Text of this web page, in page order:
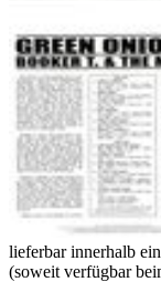
lieferbar innerhalb
(soweit verfügbar